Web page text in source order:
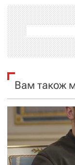
г
а
ц
і
я
а
п
Вам також